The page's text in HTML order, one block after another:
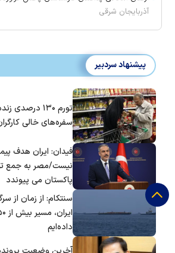
آذربایجان شرقی
پیشنهاد سردبیر
تورم ۱۳۰
سفره‌های خالی
فیدان: ایران هدف
نیست/مصر به جمع
پاکستان می پیوندد
سنتکام: از زمان از
داده‌ایم